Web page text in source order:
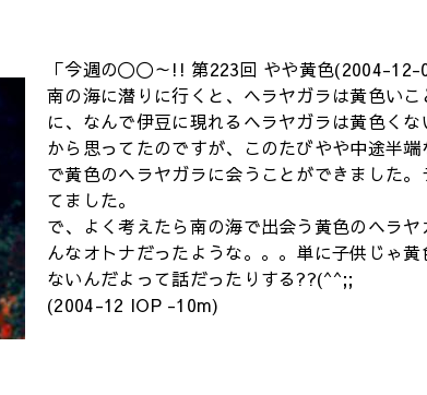
「今週の〇〇～!! 第223回 やや黄色(2004-12-
南の海に潜りに行くと、ヘラヤガラは黄色いこ
に、なんで伊豆に現れるヘラヤガラは黄色く
から思ってたのですが、このたびやや中途半
で黄色のヘラヤガラに会うことができました。
てました。
で、よく考えたら南の海で出会う黄色のヘラヤ
んなオトナだったような。。。単に子供じゃ黄
ないんだよって話だったりする??(^^;;
(2004-12 IOP -10m)